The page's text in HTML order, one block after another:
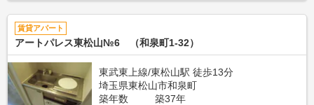
賃貸アパート
アートパレス東松山№6 （和泉町1-32）
東武東上線/東松山駅 徒歩13分
埼玉県東松山市和泉町
築年数
築37年